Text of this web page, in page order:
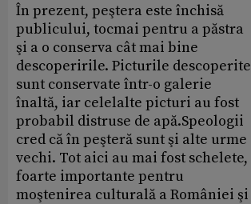
În prezent, peştera este închisă
publicului, tocmai pentru a păstra
şi a o conserva cât mai bine
descoperirile. Picturile descoperite
sunt conservate într-o galerie
înaltă, iar celelalte picturi au fost
probabil distruse de apă.Speologii
cred că în peşteră sunt şi alte urme
vechi. Tot aici au mai fost schelete,
foarte importante pentru
moştenirea culturală a României şi